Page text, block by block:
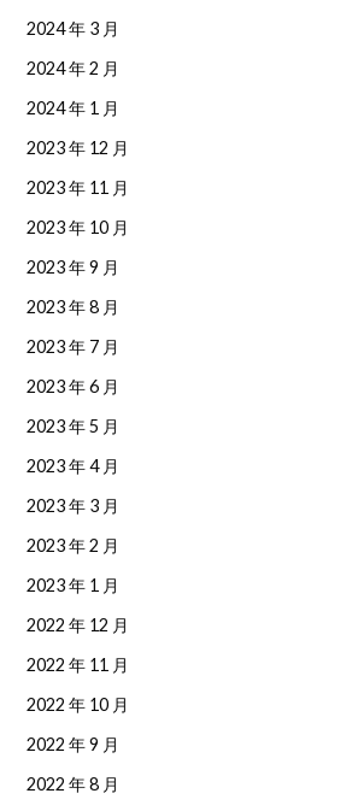
2024 年 3 月
2024 年 2 月
2024 年 1 月
2023 年 12 月
2023 年 11 月
2023 年 10 月
2023 年 9 月
2023 年 8 月
2023 年 7 月
2023 年 6 月
2023 年 5 月
2023 年 4 月
2023 年 3 月
2023 年 2 月
2023 年 1 月
2022 年 12 月
2022 年 11 月
2022 年 10 月
2022 年 9 月
2022 年 8 月